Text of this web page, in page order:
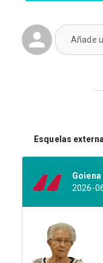
Añade
Esquelas
Goiena
2026-